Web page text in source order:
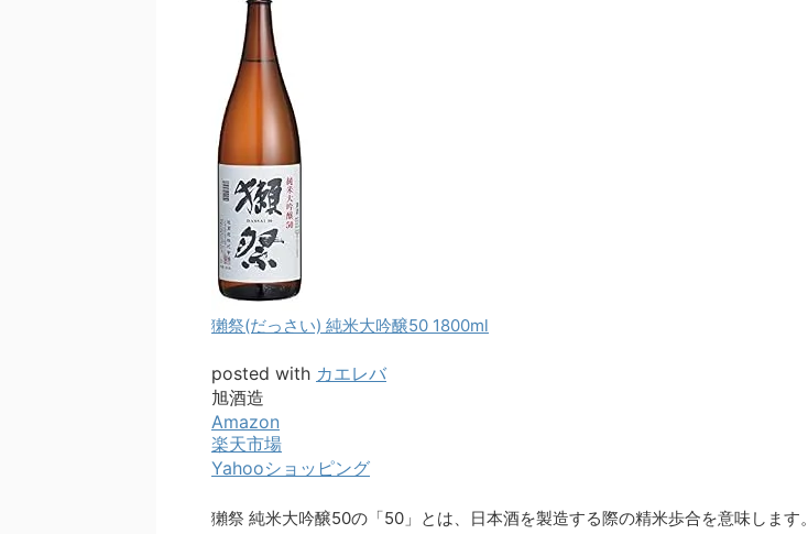
獺祭(だっさい) 純米大吟醸50 1800ml
posted with カエレバ
旭酒造
Amazon
楽天市場
Yahooショッピング
獺祭 純米大吟醸50の「50」とは、日本酒を製造する際の精米歩合を意味します。